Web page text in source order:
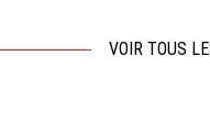
VOIR TOUS